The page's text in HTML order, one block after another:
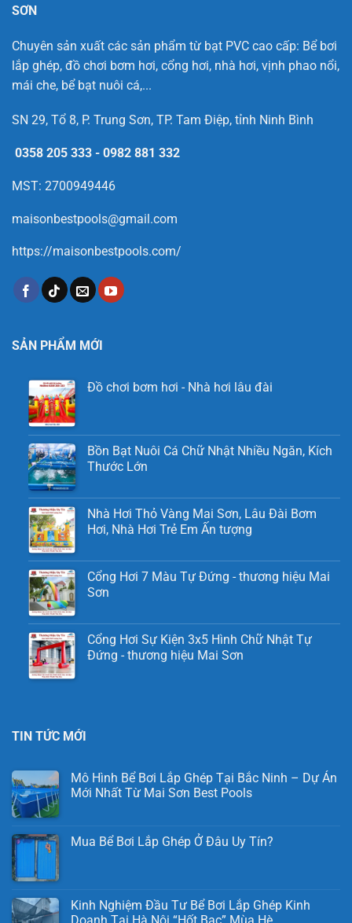
SƠN
Chuyên sản xuất các sản phẩm từ bạt PVC cao cấp: Bể bơi
lắp ghép, đồ chơi bơm hơi, cổng hơi, nhà hơi, vịnh phao nổi,
mái che, bể bạt nuôi cá,...
SN 29, Tổ 8, P. Trung Sơn, TP. Tam Điệp, tỉnh Ninh Bình
0358 205 333 - 0982 881 332
MST: 2700949446
maisonbestpools@gmail.com
https://maisonbestpools.com/
SẢN PHẨM MỚI
Đồ chơi bơm hơi - Nhà hơi lâu đài
Bồn Bạt Nuôi Cá Chữ Nhật Nhiều Ngăn, Kích
Thước Lớn
Nhà Hơi Thỏ Vàng Mai Sơn, Lâu Đài Bơm
Hơi, Nhà Hơi Trẻ Em Ấn tượng
Cổng Hơi 7 Màu Tự Đứng - thương hiệu Mai
Sơn
Cổng Hơi Sự Kiện 3x5 Hình Chữ Nhật Tự
Đứng - thương hiệu Mai Sơn
TIN TỨC MỚI
Mô Hình Bể Bơi Lắp Ghép Tại Bắc Ninh – Dự Án
Mới Nhất Từ Mai Sơn Best Pools
Mua Bể Bơi Lắp Ghép Ở Đâu Uy Tín?
Kinh Nghiệm Đầu Tư Bể Bơi Lắp Ghép Kinh